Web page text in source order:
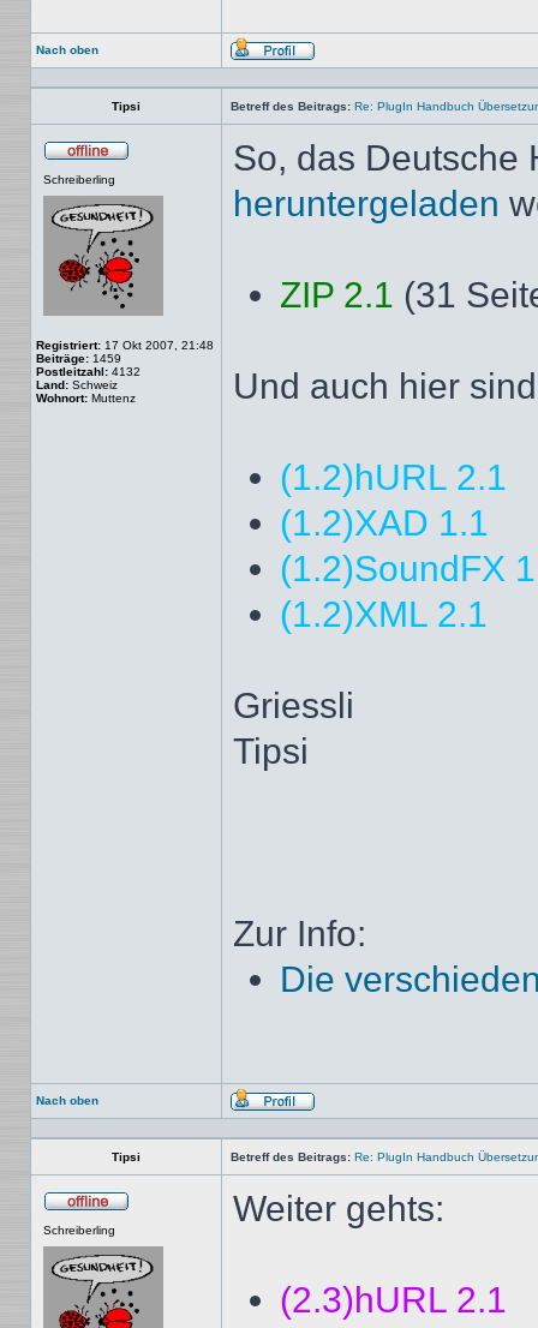
Nach oben
Profil
Tipsi Betreff des Beitrags: Re: PlugIn Handbuch
Schreiberling
Registriert: 17 Okt 2007, 21:48
Beiträge: 1459
Postleitzahl: 4132
Land: Schweiz
Wohnort: Muttenz
So, das Deutsche
heruntergeladen
ZIP 2.1 (31
Und auch hier
(1.2)hURL 2.1
(1.2)XAD 1.1
(1.2)SoundFX
(1.2)XML 2.1
Griessli
Tipsi
Zur Info:
Die
Nach oben
Profil
Tipsi Betreff des Beitrags: Re: PlugIn Handbuch
Schreiberling
Weiter gehts:
(2.3)hURL 2.1